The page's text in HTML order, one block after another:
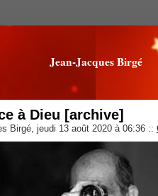
Jean-Jacques Birgé
à Dieu [archive]
Birgé, jeudi 13 août 2020 à 06:36 ::